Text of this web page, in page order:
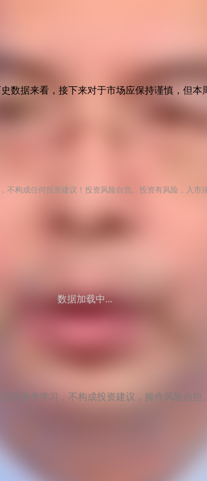
数据来看，接下来对于市场应保持谨慎，但本
不构成任何投资建议！投资风险自负。投资有风险，入市
数据加载中...
供参考学习，不构成投资建议，操作风险自担